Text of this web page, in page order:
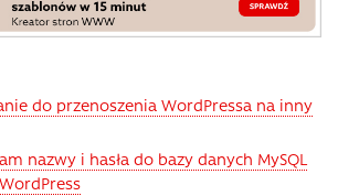
do przenoszenia WordPressa na inny
nazwy i hasła do bazy danych MySQL